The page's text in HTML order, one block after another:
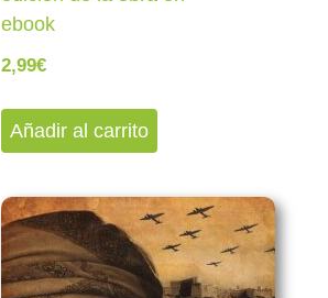
ebook
2,99€
Añadir al carrito